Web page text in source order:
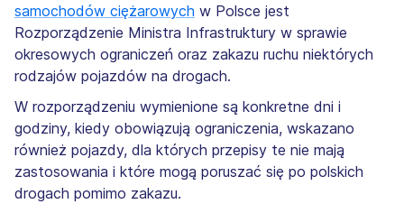
samochodów ciężarowych w Polsce jest
Rozporządzenie Ministra Infrastruktury w sprawie
okresowych ograniczeń oraz zakazu ruchu niektórych
rodzajów pojazdów na drogach.
W rozporządzeniu wymienione są konkretne dni i
godziny, kiedy obowiązują ograniczenia, wskazano
również pojazdy, dla których przepisy te nie mają
zastosowania i które mogą poruszać się po polskich
drogach pomimo zakazu.